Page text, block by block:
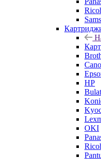
HP
OKI